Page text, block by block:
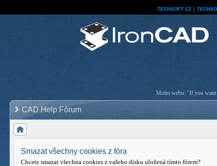
TECHSOFT CZ
Motto webu: "If you want
CAD Help Fórum
Smazat všechny cookies z fóra
Chcete smazat všechna cookies z vašeho disku uložená tímto fórem?